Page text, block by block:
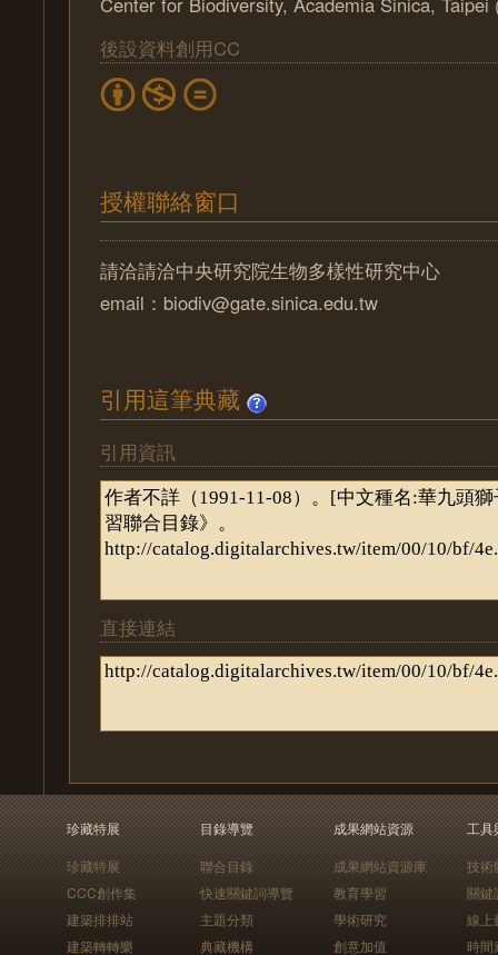
後設資料創用CC
授權聯絡窗口
請洽請洽中央研究院生物多樣性研究中心
email：biodiv@gate.sinica.edu.tw
引用這筆典藏
引用資訊
直接連結
珍藏特展
珍藏特展
CCC創作集
建築排排站
建築轉轉樂
目錄導覽
聯合目錄
快速關鍵詞導覽
主題分類
典藏機構
成果網站資源
成果網站資源庫
教育學習
學術研究
創意加值
工具
技術
關鍵
線上
時間